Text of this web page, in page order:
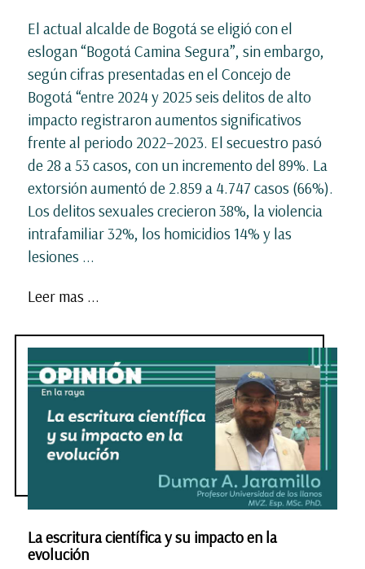
El actual alcalde de Bogotá se eligió con el
eslogan “Bogotá Camina Segura”, sin embargo,
según cifras presentadas en el Concejo de
Bogotá “entre 2024 y 2025 seis delitos de alto
impacto registraron aumentos significativos
frente al periodo 2022–2023. El secuestro pasó
de 28 a 53 casos, con un incremento del 89%. La
extorsión aumentó de 2.859 a 4.747 casos (66%).
Los delitos sexuales crecieron 38%, la violencia
intrafamiliar 32%, los homicidios 14% y las
lesiones ...
Leer mas ...
La escritura científica y su impacto en la
evolución